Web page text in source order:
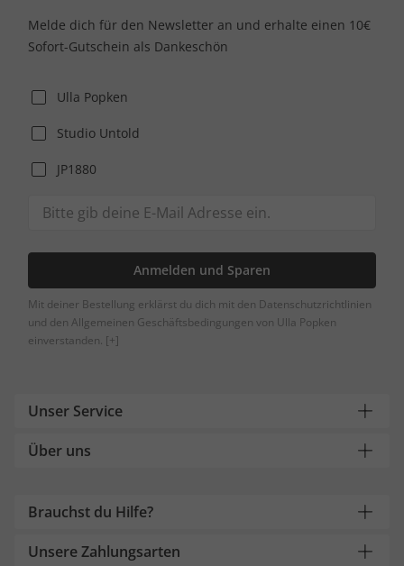
Melde dich für den Newsletter an und erhalte einen 10€
Sofort-Gutschein als Dankeschön
Ulla Popken
Studio Untold
JP1880
Anmelden und Sparen
Mit deiner Bestellung erklärst du dich mit den Datenschutzrichtlinien
und den Allgemeinen Geschäftsbedingungen von Ulla Popken
einverstanden. [+]
Unser Service
Über uns
Brauchst du Hilfe?
Unsere Zahlungsarten